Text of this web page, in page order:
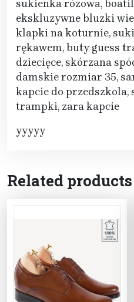
sukienka rózowa,
ekskluzywne bluzki
klapki na koturnie,
rękawem, buty guess
dziecięce, skórzana
damskie rozmiar 35,
kapcie do
trampki, zara kapcie
yyyyy
Related products